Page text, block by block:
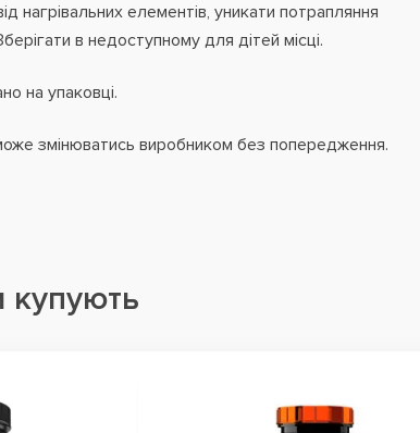
нагрівальних елементів, уникати потрапляння
в недоступному для дітей місці.
на упаковці.
змінюватись виробником без попередження.
купують